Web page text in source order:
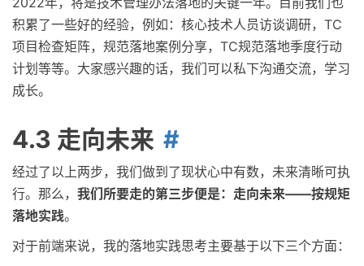
积累了一些好的经验，例如：核心技术人员访谈调研，TC
项目检查矩阵，规范落地案例分享，TC规范落地季度行动
计划等等。大家感兴趣的话，我们可以私下沟通交流，学习
成长。
4.3 走向未来
经过了以上两步，我们做到了现状心中有数，未来清晰可执
行。那么， 我们所要走的第三步便是：走向未来——按规矩
落地实践。
对于前端来说，我的落地实践思考主要基于以下三个方面：